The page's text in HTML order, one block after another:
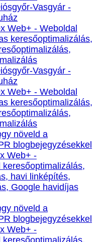
Vasgyár -
Web+ - Weboldal
keresőoptimalizálás,
Vasgyár -
Web+ - Weboldal
keresőoptimalizálás,
növeld a
blogbejegyzésekkel
Web+ -
havi linképítés,
Google havidíjas
növeld a
blogbejegyzésekkel
Web+ -